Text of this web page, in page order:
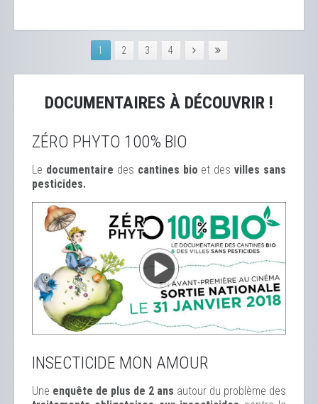
1 2 3 4
DOCUMENTAIRES À DÉCOUVRIR !
ZÉRO PHYTO 100% BIO
Le documentaire des cantines bio et desvilles sans
pesticides.
INSECTICIDE MON AMOUR
Une enquête de plus de 2 ans autour du problème des